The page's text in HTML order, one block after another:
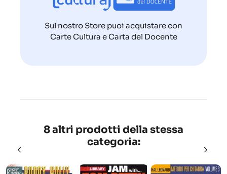
Sul nostro Store puoi acquistare con
Carte Cultura e Carta del Docente
8 altri prodotti della stessa
categoria: